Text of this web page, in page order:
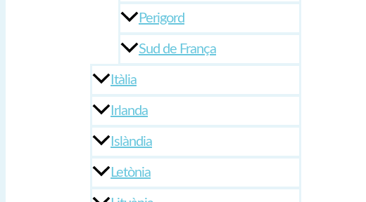
Perigord
Sud de França
Itàlia
Irlanda
Islàndia
Letònia